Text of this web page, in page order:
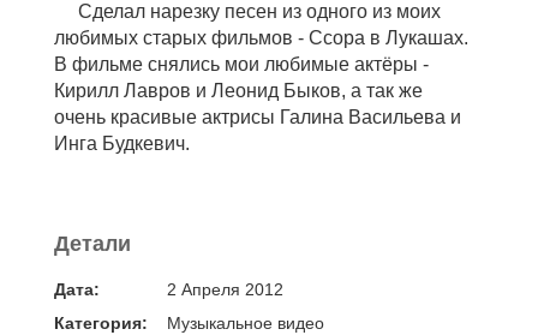
Сделал нарезку песен из одного из моих
любимых старых фильмов - Ссора в Лукашах.
В фильме снялись мои любимые актёры -
Кирилл Лавров и Леонид Быков, а так же
очень красивые актрисы Галина Васильева и
Инга Будкевич.
Детали
Дата:
2 Апреля 2012
Категория:
Музыкальное видео